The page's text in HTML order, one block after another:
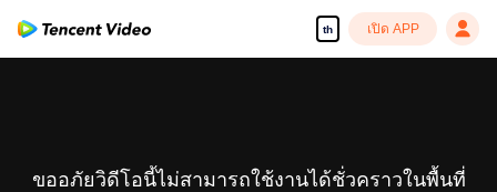
th เปิด APP
ขออภัยวิดีโอนี้ไม่สามารถใช้งานได้ชั่วคราวในพื้นที่